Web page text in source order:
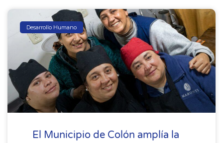
Desarrollo Humano
El Municipio de Colón amplía la